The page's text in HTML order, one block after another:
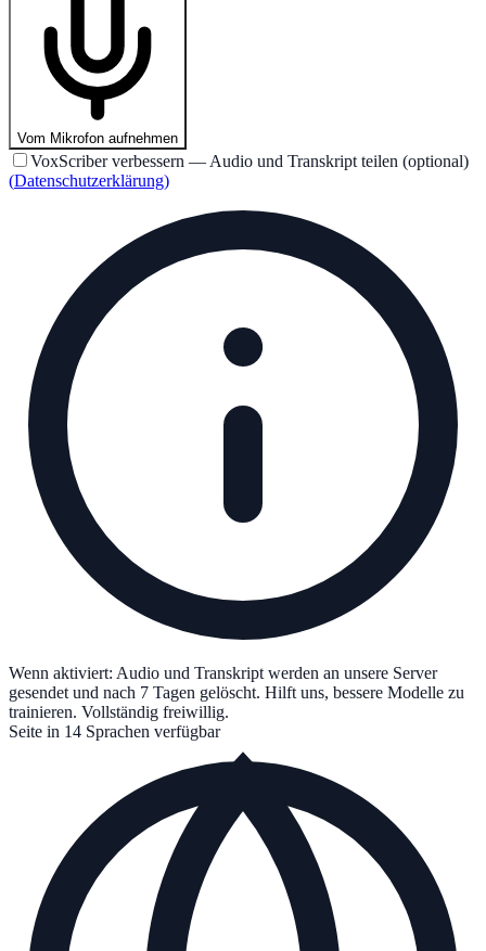
Vom Mikrofon aufnehmen
VoxScriber verbessern — Audio und Transkript teilen (optional)
(Datenschutzerklärung)
Wenn aktiviert: Audio und Transkript werden an unsere Server
gesendet und nach 7 Tagen gelöscht. Hilft uns, bessere Modelle zu
trainieren. Vollständig freiwillig.
Seite in 14 Sprachen verfügbar